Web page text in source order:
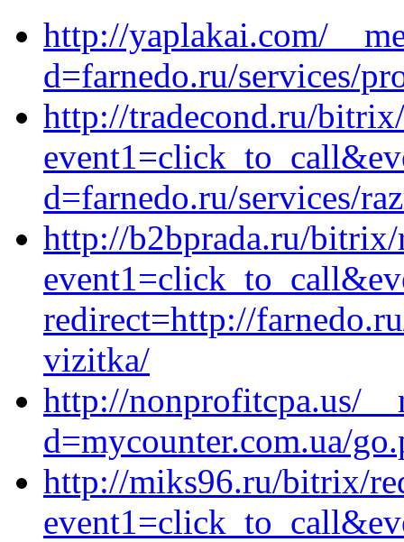
http://yaplakai.com/
d=farnedo.ru/services/
http://tradecond.ru/
d=farnedo.ru/services/
http://b2bprada.ru/bitrix/
redirect=http://
vizitka/
http://nonprofitcpa.us/
d=mycounter.com.ua/
http://miks96.ru/bitrix/